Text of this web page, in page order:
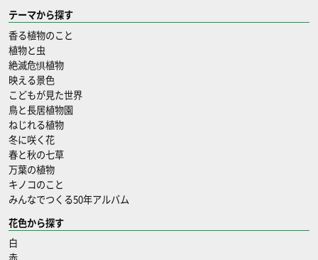
テーマから探す
香る植物のこと
植物と虫
絶滅危惧植物
映える景色
こどもが見た世界
鳥と長居植物園
ねじれる植物
冬に咲く花
春と秋の七草
万葉の植物
キノコのこと
みんなでつくる50年アルバム
花色から探す
白